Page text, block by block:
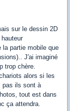
sur le dessin 2D
la partie mobile que
J'ai imaginé
trop chère.
alors si les
pas ils sont à
tout est dans
ça attendra.